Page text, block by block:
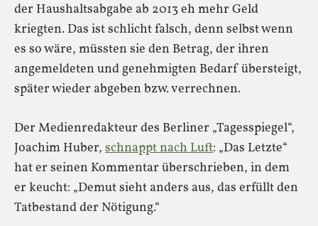
der Haushaltsabgabe ab 2013 eh mehr Geld
kriegten. Das ist schlicht falsch, denn selbst wenn
es so wäre, müssten sie den Betrag, der ihren
angemeldeten und genehmigten Bedarf übersteigt,
später wieder abgeben bzw. verrechnen.
Der Medienredakteur des Berliner „Tagesspiegel“,
Joachim Huber, schnappt nach Luft: „Das Letzte“
hat er seinen Kommentar überschrieben, in dem
er keucht: „Demut sieht anders aus, das erfüllt den
Tatbestand der Nötigung.“